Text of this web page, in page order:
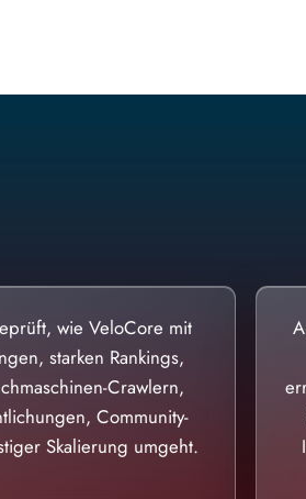
wie VeloCore mit
starken Rankings,
Crawlern,
Community-
Skalierung umgeht.